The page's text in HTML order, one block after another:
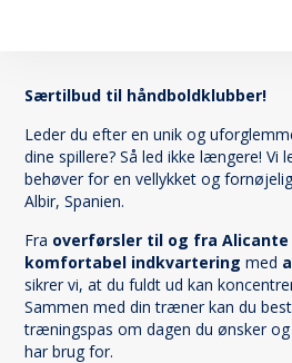
Særtilbud til håndboldklubber!
Leder du efter en unik og
dine spillere? Så led ikke længere! Vi
behøver for en vellykket og
Albir, Spanien.
Fra overførsler til og fra
komfortabel indkvartering med
sikrer vi, at du fuldt ud kan
Sammen med din træner kan du
træningspas om dagen du ønsker
har brug for.